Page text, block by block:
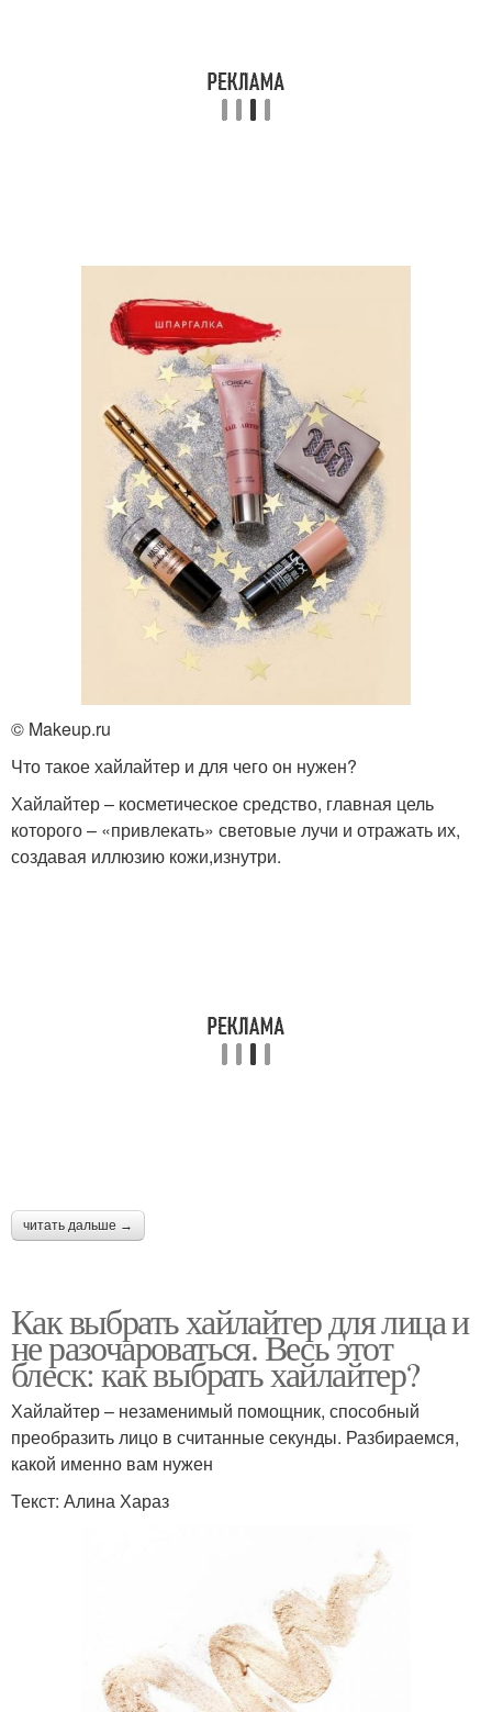
© Makeup.ru
Что такое хайлайтер и для чего он нужен?
Хайлайтер – косметическое средство, главная цель
которого – «привлекать» световые лучи и отражать их,
создавая иллюзию кожи,изнутри.
читать дальше →
Как выбрать хайлайтер для лица и
не разочароваться. Весь этот
блеск: как выбрать хайлайтер?
Хайлайтер – незаменимый помощник, способный
преобразить лицо в считанные секунды. Разбираемся,
какой именно вам нужен
Текст: Алина Хараз